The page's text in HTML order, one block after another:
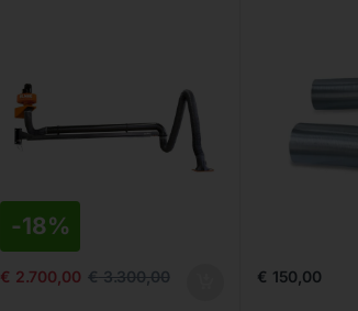
-18%
€ 2.700,00 €3.300,00 € 150,00